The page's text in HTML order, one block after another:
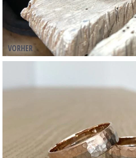
VORHER